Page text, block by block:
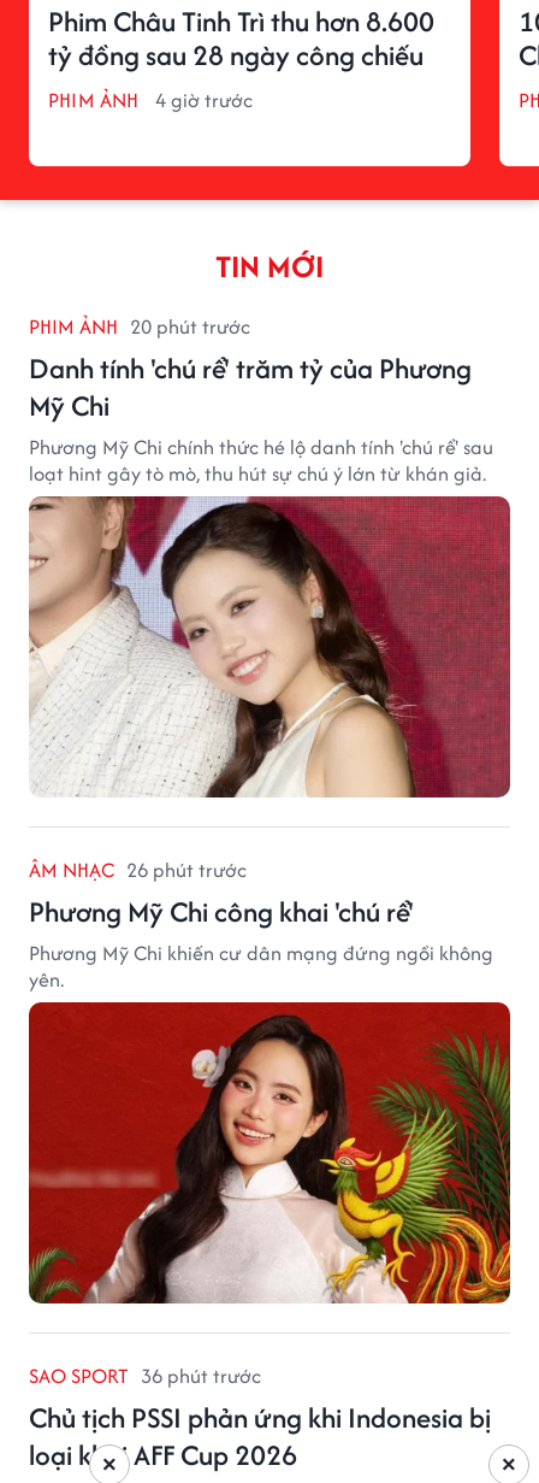
Phim Châu Tinh Trì thu hơn 8.600
tỷ đồng sau 28 ngày công chiếu
PHIM ẢNH 4 giờ trước
TIN MỚI
PHIM ẢNH 20 phút trước
Danh tính 'chú rể' trăm tỷ của Phương
Mỹ Chi
Phương Mỹ Chi chính thức hé lộ danh tính 'chú rể' sau
loạt hint gây tò mò, thu hút sự chú ý lớn từ khán giả.
ÂM NHẠC 26 phút trước
Phương Mỹ Chi công khai 'chú rể'
Phương Mỹ Chi khiến cư dân mạng đứng ngồi không
yên.
SAO SPORT 36 phút trước
Chủ tịch PSSI phản ứng khi Indonesia bị
loại khỏi AFF Cup 2026
×
×